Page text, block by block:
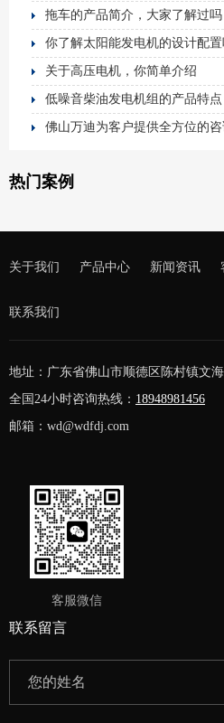
拖车的产品简介，大家了解过吗
你了解太阳能发电机的设计配置
关于高压电机，你简单介绍
低噪音柴油发电机组的产品特点
佛山万迪为客户提供全方位的
热门案例
关于我们 产品中心 新闻资讯
联系我们
地址：广东省佛山市顺德区陈村镇文
全国24小时咨询热线： 18948981456
邮箱：wd@wdfdj.com
客服微信
联系留言